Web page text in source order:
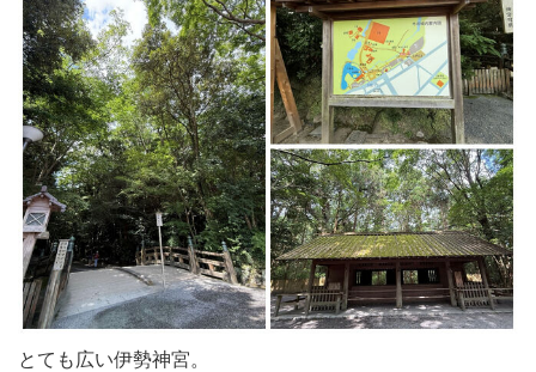
とても広い伊勢神宮。